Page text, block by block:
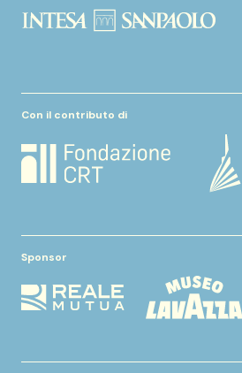
Con il contributo di
Sponsor